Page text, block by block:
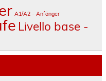
A1/A2 - Anfänger
Livello base -